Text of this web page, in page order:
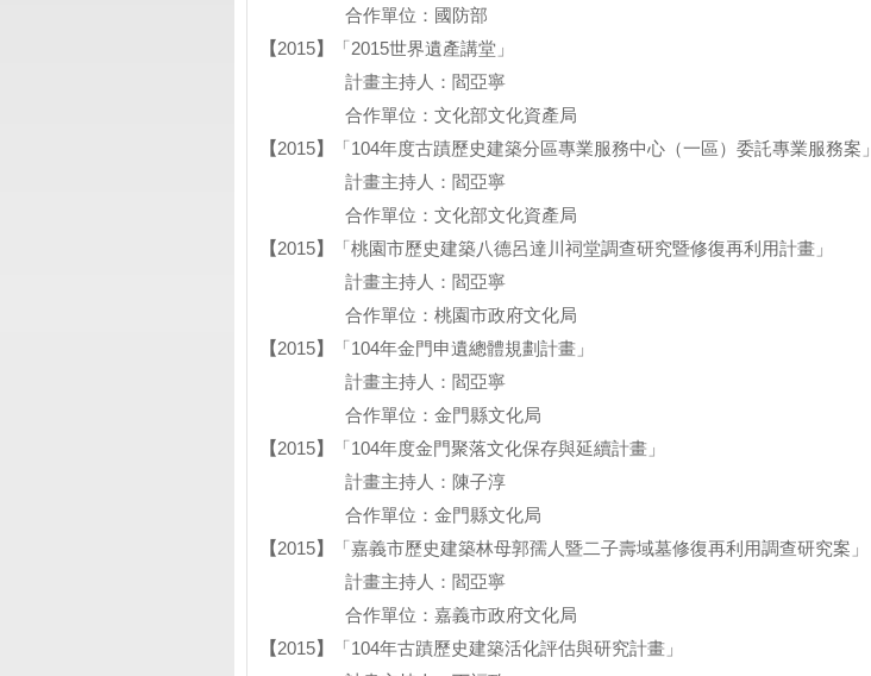
合作單位：國防部
【2015】
「2015世界遺產講堂」
計畫主持人：閻亞寧
合作單位：文化部文化資產局
【2015】
「104年度古蹟歷史建築分區專業服務中心（一區）委託專業服務案」
計畫主持人：閻亞寧
合作單位：文化部文化資產局
【2015】
「桃園市歷史建築八德呂達川祠堂調查研究暨修復再利用計畫」
計畫主持人：閻亞寧
合作單位：桃園市政府文化局
【2015】
「104年金門申遺總體規劃計畫」
計畫主持人：閻亞寧
合作單位：金門縣文化局
【2015】
「104年度金門聚落文化保存與延續計畫」
計畫主持人：陳子淳
合作單位：金門縣文化局
【2015】
「嘉義市歷史建築林母郭孺人暨二子壽域墓修復再利用調查研究案」
計畫主持人：閻亞寧
合作單位：嘉義市政府文化局
【2015】
「104年古蹟歷史建築活化評估與研究計畫」